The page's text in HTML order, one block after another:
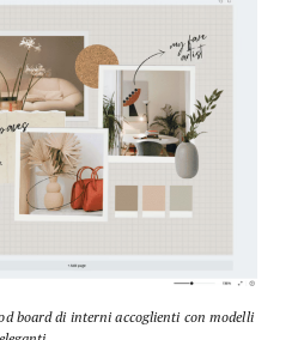
board di interni accoglienti con modelli